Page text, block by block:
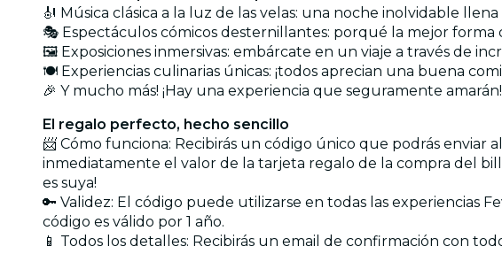
🎻 Música clásica a la luz de las velas: una noche inolvidable
🎭 Espectáculos cómicos desternillantes: porqué la mejor
🖼️ Exposiciones inmersivas: embárcate en un viaje a través de
🍽️ Experiencias culinarias únicas: ¡todos aprecian una buena
🎉 Y mucho más! ¡Hay una experiencia que seguramente
El regalo perfecto, hecho sencillo
📨 Cómo funciona: Recibirás un código único que podrás
inmediatamente el valor de la tarjeta regalo de la compra del
es suya!
🔑 Validez: El código puede utilizarse en todas las experiencias
código es válido por 1 año.
📱 Todos los detalles: Recibirás un email de confirmación con